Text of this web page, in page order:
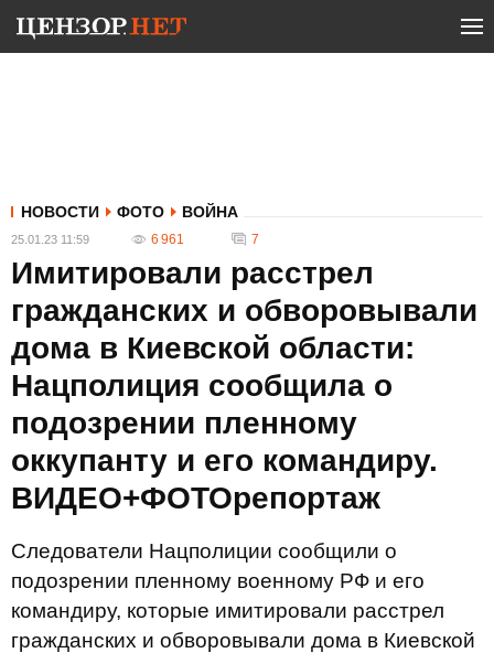
НОВОСТИ ФОТО ВОЙНА
25.01.23 11:59 6 961 7
Имитировали расстрел
гражданских и обворовывали
дома в Киевской области:
Нацполиция сообщила о
подозрении пленному
оккупанту и его командиру.
ВИДЕО+ФОТОрепортаж
Следователи Нацполиции сообщили о
подозрении пленному военному РФ и его
командиру, которые имитировали расстрел
гражданских и обворовывали дома в Киевской